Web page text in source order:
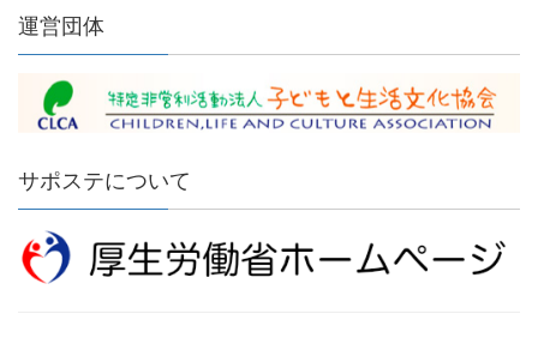
運営団体
サポステについて